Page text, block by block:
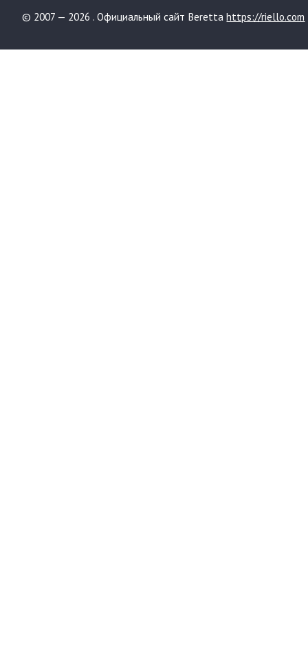
© 2007 — 2026 . Официальный сайт Berettahttps://riello.com